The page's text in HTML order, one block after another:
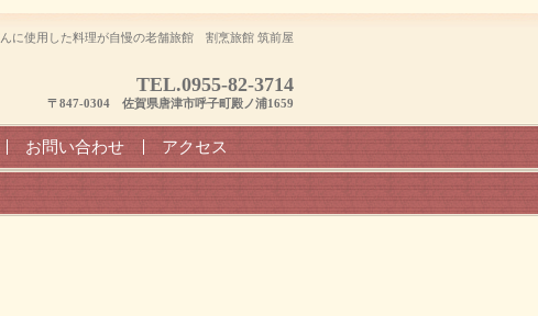
に使用した料理が自慢の老舗旅館 割烹旅館 筑前屋
TEL.0955-82-3714
〒847-0304 佐賀県唐津市呼子町殿ノ浦1659
お問い合わせ アクセス